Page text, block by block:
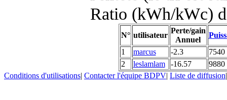
Ratio (kWh/kWc)
N° utilisateur
Perte/gain
Annuel
1
marcus -2.3
7540
2
leslamlam -16.57
9880
Conditions d'utilisations| Contacter l'équipe BDPV| Liste de diffusion